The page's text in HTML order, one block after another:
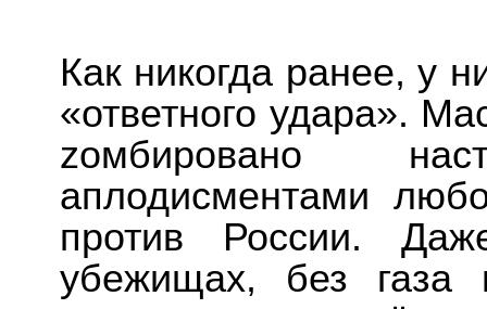
Как никогда ранее, у
«ответного удара».
zомбировано
аплодисментами
против России.
убежищах, без газа